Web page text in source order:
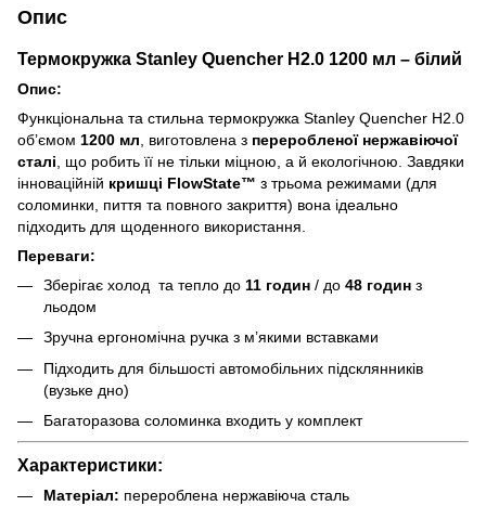
Опис
Термокружка Stanley Quencher H2.0 1200 мл – білий
Опис:
Функціональна та стильна термокружка Stanley Quencher H2.0
об’ємом 1200 мл , виготовлена з переробленої нержавіючої
сталі , що робить її не тільки міцною, а й екологічною. Завдяки
інноваційній кришці FlowState™ з трьома режимами (для
соломинки, пиття та повного закриття) вона ідеально
підходить для щоденного використання.
Переваги:
Зберігає холод та тепло до 11 годин / до 48 годин з
льодом
Зручна ергономічна ручка з м’якими вставками
Підходить для більшості автомобільних підсклянників
(вузьке дно)
Багаторазова соломинка входить у комплект
Характеристики:
Матеріал: перероблена нержавіюча сталь